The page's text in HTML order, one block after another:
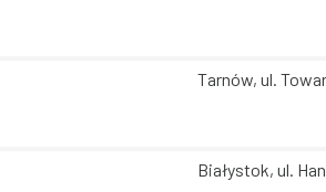
Tarnów, ul.
Białystok, ul.